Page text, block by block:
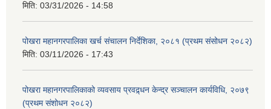
मिति: 03/31/2026 - 14:58
पोखरा महानगरपालिका खर्च संचालन निर्देशिका, २०८१ (प्रथम संसोधन २०८२)
मिति: 03/11/2026 - 17:43
पोखरा महानगरपालिकाको व्यवसाय प्रवद्र्धन केन्द्र सञ्चालन कार्यविधि, २०७९
(प्रथम संशोधन २०८२)